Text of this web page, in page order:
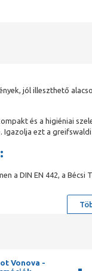
jól illeszthető
és a higiéniai
Igazolja ezt a
a DIN EN 442, a
Vonova -